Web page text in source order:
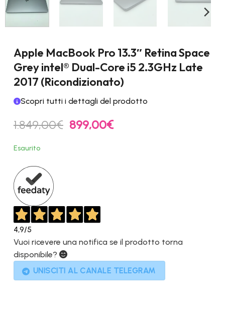
Apple MacBook Pro 13.3″ Retina Space
Grey intel® Dual-Core i5 2.3GHz Late
2017 (Ricondizionato)
Scopri tutti i dettagli del prodotto
1.849,00€ Il
prezzo
899,00€Il
Esaurito
4,9/5
Vuoi ricevere una notifica se il prodotto torna
disponibile?
UNISCITI AL CANALE TELEGRAM